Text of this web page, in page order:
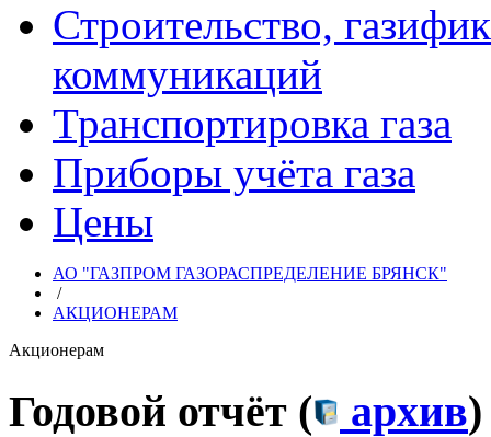
Строительство,
коммуникаций
Транспортировка газа
Приборы учёта газа
Цены
АО "ГАЗПРОМ ГАЗОРАСПРЕДЕЛЕНИЕ БРЯНСК"
/
АКЦИОНЕРАМ
Акционерам
Годовой отчёт ( архив)